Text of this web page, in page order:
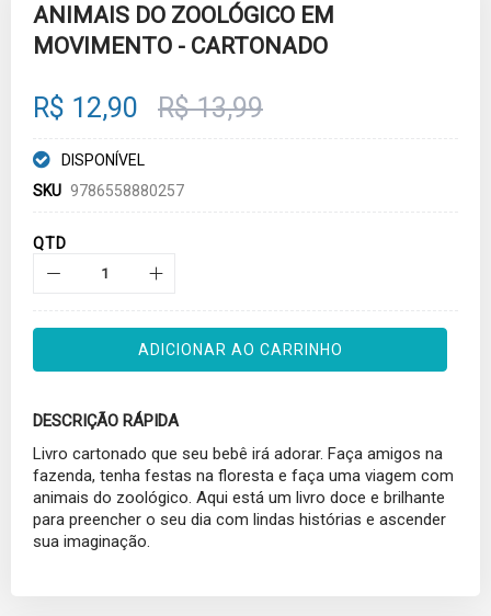
beginning
images
gallery
ANIMAIS DO ZOOLÓGICO EM
MOVIMENTO - CARTONADO
R$ 12,90 R$ 13,99
DISPONÍVEL
SKU 9786558880257
QTD
ADICIONAR AO CARRINHO
DESCRIÇÃO RÁPIDA
Livro cartonado que seu bebê irá adorar. Faça amigos na
fazenda, tenha festas na floresta e faça uma viagem com
animais do zoológico. Aqui está um livro doce e brilhante
para preencher o seu dia com lindas histórias e ascender
sua imaginação.